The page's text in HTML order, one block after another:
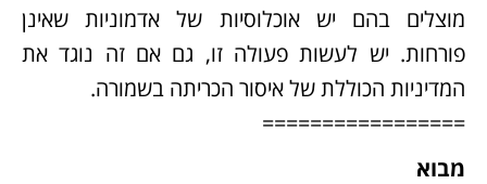
מוצלים בהם יש אוכלוסיות של אדמוניות שאינן
פורחות. יש לעשות פעולה זו, גם אם זה נוגד את
המדיניות הכוללת של איסור הכריתה בשמורה.
=================
מבוא